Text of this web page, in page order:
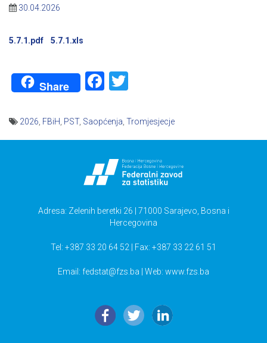
30.04.2026
5.7.1.pdf 5.7.1.xls
Share Facebook
2026 FBiH PST, Saopćenja Tromjesjecje
Adresa: Zelenih beretki 26 | 71000 Sarajevo, Bosna i
Hercegovina
Tel: +387 33 20 64 52 | Fax: +387 33 22 61 51
Email: fedstat@fzs.ba | Web: www.fzs.ba